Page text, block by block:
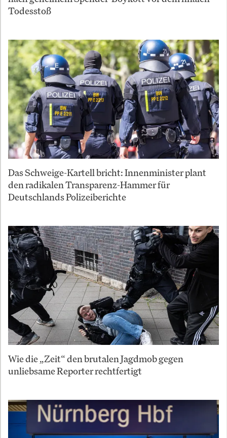
Todesstoß
Das Schweige-Kartell bricht: Innenminister plant
den radikalen Transparenz-Hammer für
Deutschlands Polizeiberichte
Wie die „Zeit“ den brutalen Jagdmob gegen
unliebsame Reporter rechtfertigt